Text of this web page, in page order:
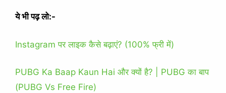
ये भी पढ़ लो:-
Instagram पर लाइक कैसे बढ़ाएं? (100% फ्री में)
PUBG Ka Baap Kaun Hai और क्यों है? | PUBG का बाप
(PUBG Vs Free Fire)